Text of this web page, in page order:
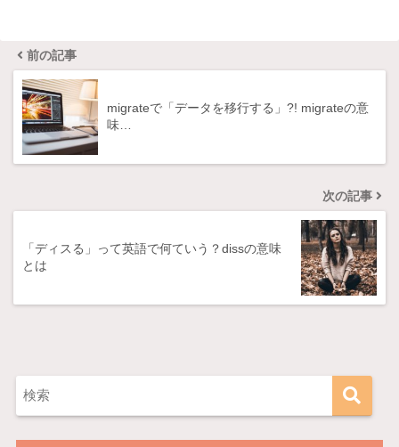
前の記事
migrateで「データを移行する」?! migrateの意
味…
次の記事
「ディスる」って英語で何ていう？dissの意味
とは